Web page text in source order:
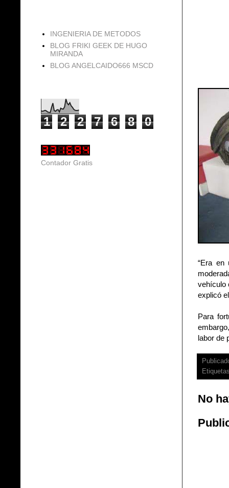
“Era en
vehículo
explicó
Para
labor de
No
INGENIERIA DE METODOS
BLOG FRIKI GEEK DE HUGO
MIRANDA
BLOG ANGELCAIDO666 MSCD
1 2 2 7 6 8 0
Contador Gratis